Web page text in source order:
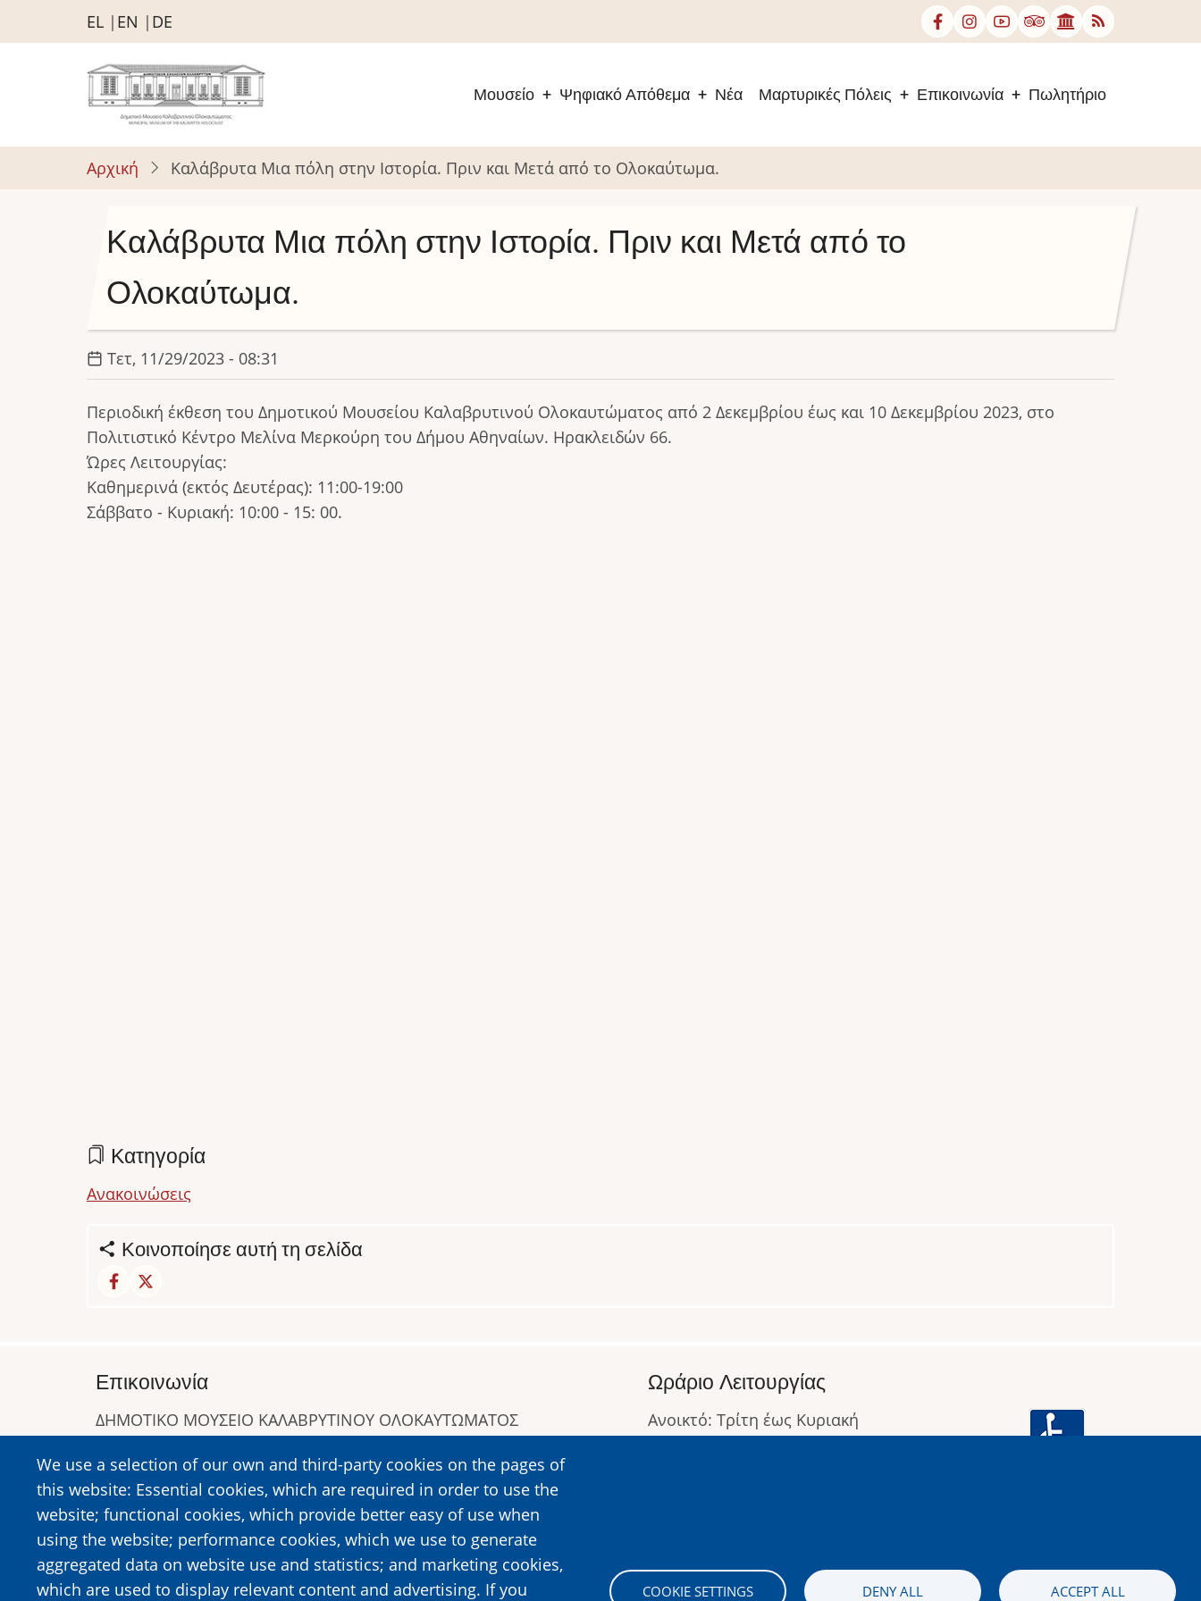
Παράκαμψη
προς
περιεχόμενο
EL EN DE
Μουσείο Ψηφιακό Απόθεμα Νέα Μαρτυρικές Πόλεις Επικοινωνία Πωλητήριο
Αρχική Καλάβρυτα Μια πόλη στην Ιστορία. Πριν και Μετά από το Ολοκαύτωμα.
Καλάβρυτα Μια πόλη στην Ιστορία. Πριν και Μετά από το
Ολοκαύτωμα.
Τετ, 11/29/2023 - 08:31
Περιοδική έκθεση του Δημοτικού Μουσείου Καλαβρυτινού Ολοκαυτώματος από 2 Δεκεμβρίου έως και 10 Δεκεμβρίου 2023, στο
Πολιτιστικό Κέντρο Μελίνα Μερκούρη του Δήμου Αθηναίων. Ηρακλειδών 66.
Ώρες Λειτουργίας:
Καθημερινά (εκτός Δευτέρας): 11:00-19:00
Σάββατο - Κυριακή: 10:00 - 15: 00.
Κατηγορία
Ανακοινώσεις
Κοινοποίησε αυτή τη σελίδα
We use a selection of our own and third-party cookies on the pages of
this website: Essential cookies, which are required in order to use the
website; functional cookies, which provide better easy of use when
using the website; performance cookies, which we use to generate
aggregated data on website use and statistics; and marketing cookies,
which are used to display relevant content and advertising. If you
COOKIE SETTINGS DENY ALL ACCEPT ALL
Επικοινωνία
ΔΗΜΟΤΙΚΟ ΜΟΥΣΕΙΟ ΚΑΛΑΒΡΥΤΙΝΟΥ ΟΛΟΚΑΥΤΩΜΑΤΟΣ
Τηλ:2692023646, 2692360220
https://www.dmko.gr || info@dmko.gr
Ωράριο Λειτουργίας
Ανοικτό: Τρίτη έως Κυριακή
Image Image Image Image